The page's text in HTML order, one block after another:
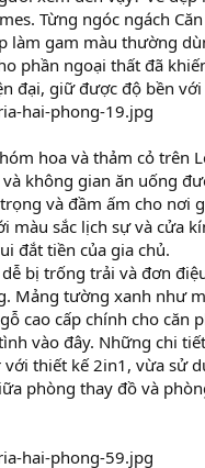
Từng ngóc ngách
làm gam màu thường
phần ngoại thất đã
đại, giữ được độ bền
hoa và thảm cỏ trên
không gian ăn uống
và đầm ấm cho nơi
màu sắc lịch sự và cửa
đắt tiền của gia chủ.
bị trống trải và đơn
Mảng tường xanh như
cao cấp chính cho căn
vào đây. Những chi
thiết kế 2in1, vừa sử
phòng thay đồ và